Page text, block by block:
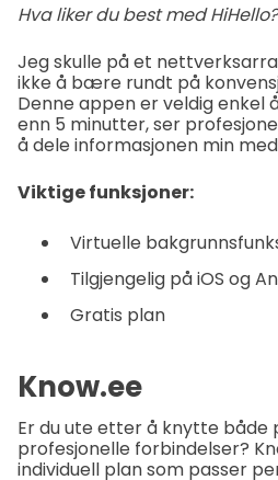
Hva liker du best med HiHello?
Jeg skulle på et
ikke å bære rundt på
Denne appen er veldig enkel
enn 5 minutter, ser
å dele informasjonen min
Viktige funksjoner:
Virtuelle
Tilgjengelig på iOS og
Gratis plan
Know.ee
Er du ute etter å knytte både
profesjonelle forbindelser?
individuell plan som passer